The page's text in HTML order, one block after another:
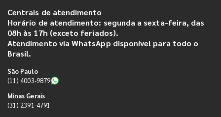
Centrais de atendimento
Horário de atendimento: segunda a sexta-feira, das
08h às 17h (exceto feriados).
Atendimento via WhatsApp disponível para todo o
Brasil.
São Paulo
(11) 4003-9879
Minas Gerais
(31) 2391-4791